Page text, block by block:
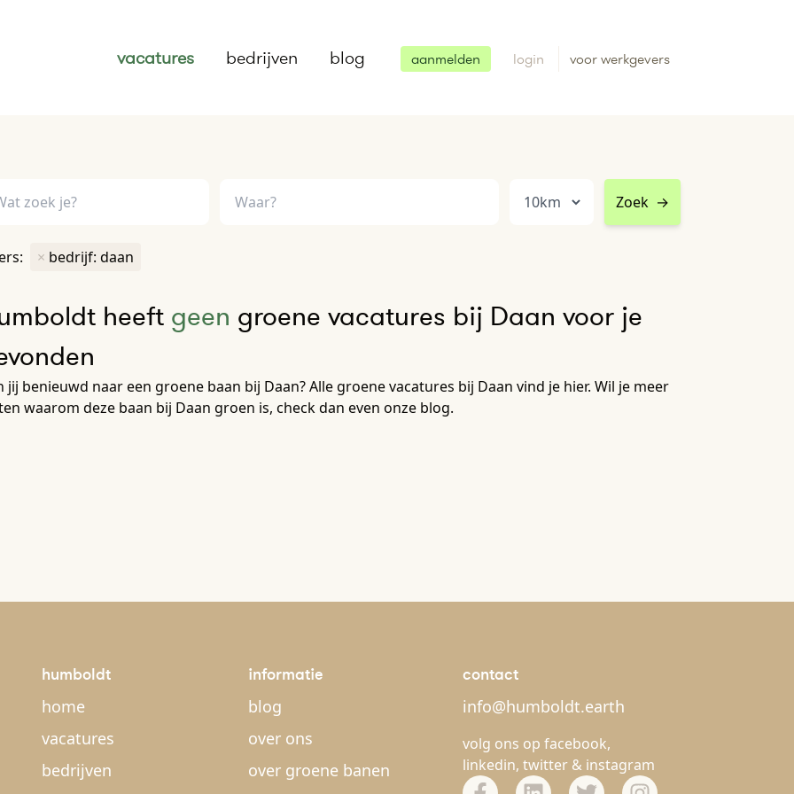
vacatures bedrijven blog aanmelden login voor werkgevers
Zoek →
× bedrijf: daan
heeft geen groene vacatures bij Daan voor je
jij benieuwd naar een groene baan bij Daan? Alle groene vacatures bij Daan vind je hier. Wil je meer
waarom deze baan bij Daan groen is, check dan even onze blog.
humboldt
home
vacatures
bedrijven
informatie
blog
over ons
over groene banen
contact
info@humboldt.earth
volg ons op facebook,
linkedin, twitter & instagram